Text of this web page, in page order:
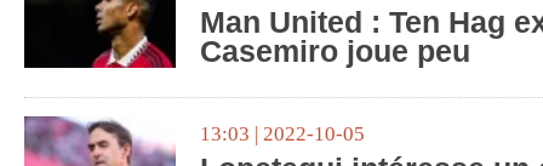
Man United : Ten Hag
Casemiro joue peu
13:03 | 2022-10-05